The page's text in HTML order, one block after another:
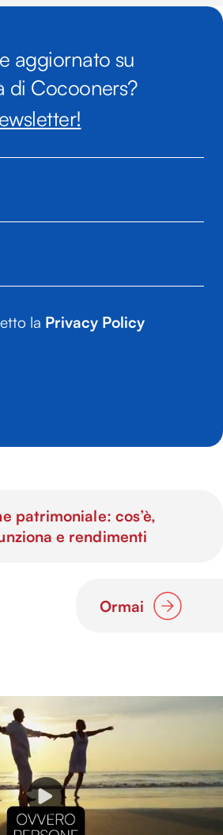
aggiornato su
di Cocooners?
la Privacy Policy
patrimoniale: cos’è,
e rendimenti
Ormai
P